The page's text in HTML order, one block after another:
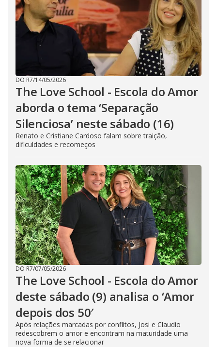
DO R7/14/05/2026
The Love School - Escola do Amor
aborda o tema ‘Separação
Silenciosa’ neste sábado (16)
Renato e Cristiane Cardoso falam sobre traição,
dificuldades e recomeços
DO R7/07/05/2026
The Love School - Escola do Amor
deste sábado (9) analisa o ‘Amor
depois dos 50′
Após relações marcadas por conflitos, Josi e Claudio
redescobrem o amor e encontram na maturidade uma
nova forma de se relacionar